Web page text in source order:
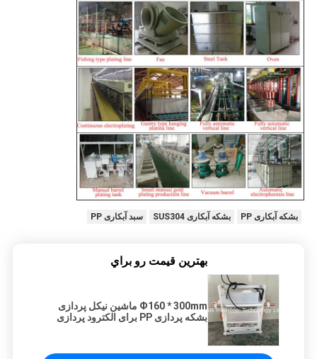
بشکه آبکاری PP بشکه آبکاری SUS304 سبد آبکاری PP
بهترين قيمت رو براي
Ф160 * 300mm ماشین نیکل پردازی
بشکه پردازی PP برای الکترود پردازی